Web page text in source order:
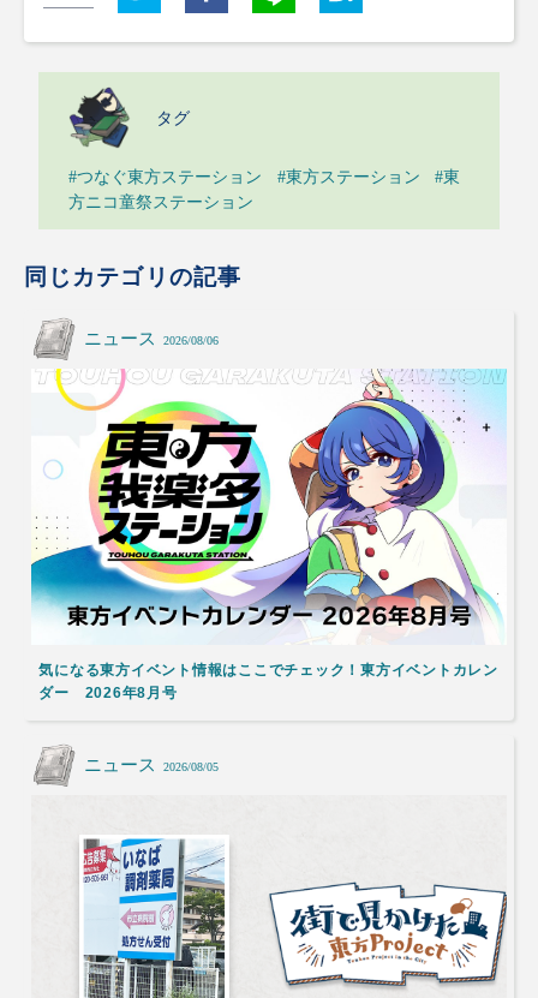
タグ
#つなぐ東方ステーション #東方ステーション
#東
方ニコ童祭ステーション
同じカテゴリの記事
ニュース 2026/08/06
気になる東方イベント情報はここでチェック！東方イベントカレン
ダー 2026年8月号
ニュース 2026/08/05